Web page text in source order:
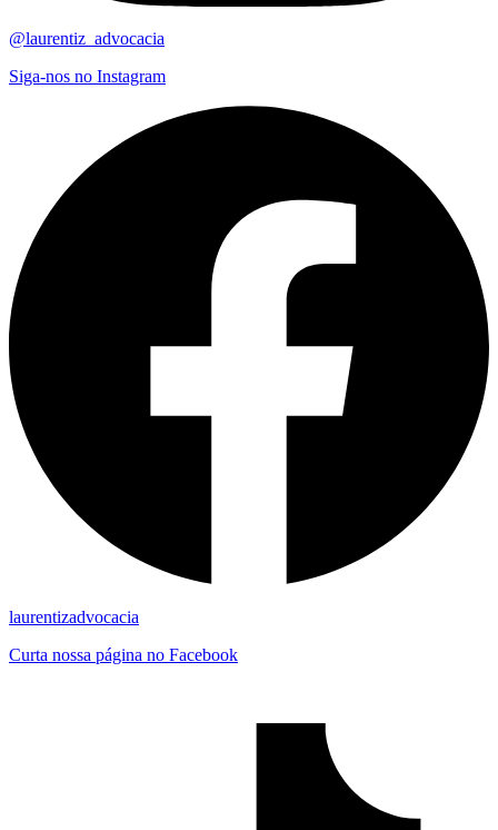
@laurentiz_advocacia
Siga-nos no Instagram
laurentizadvocacia
Curta nossa página no Facebook